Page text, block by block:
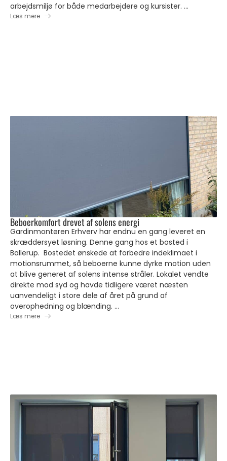
arbejdsmiljø for både medarbejdere og kursister. ...
Læs mere
Beboerkomfort drevet af solens energi
Gardinmontøren Erhverv har endnu en gang leveret en
skræddersyet løsning. Denne gang hos et bosted i
Ballerup. Bostedet ønskede at forbedre indeklimaet i
motionsrummet, så beboerne kunne dyrke motion uden
at blive generet af solens intense stråler. Lokalet vendte
direkte mod syd og havde tidligere været næsten
uanvendeligt i store dele af året på grund af
overophedning og blænding. ...
Læs mere